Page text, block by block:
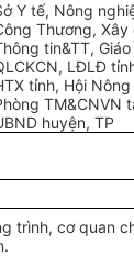
Y tế, Nông
Thương, Xây
tin&TT,
LĐLĐ
tỉnh, Hội Nông
TM&CNVN
huyện, TP
trình, cơ quan